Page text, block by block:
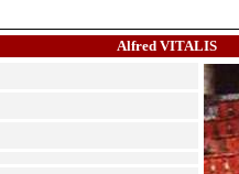
Alfred VITALIS